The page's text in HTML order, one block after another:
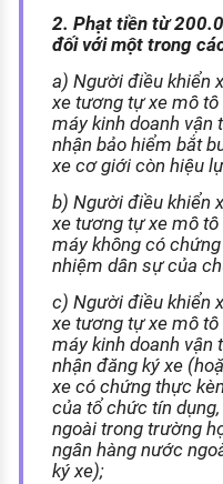
2. Phạt tiền từ
đối với một trong
a) Người điều khiển
xe tương tự xe mô
máy kinh doanh vận
nhận bảo hiểm bắt
xe cơ giới còn hiệu
b) Người điều khiển
xe tương tự xe mô
máy không có
nhiệm dân sự của
c) Người điều khiển
xe tương tự xe mô
máy kinh doanh vận
nhận đăng ký xe
xe có chứng thực
của tổ chức tín
ngoài trong trường
ngân hàng nước
ký xe);